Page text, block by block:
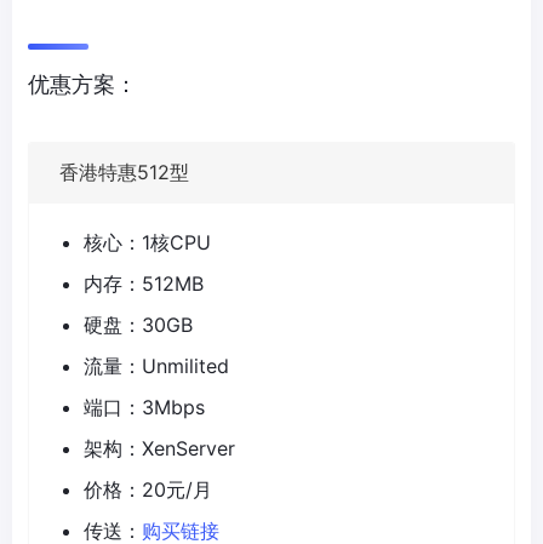
优惠方案：
香港特惠512型
核心：1核CPU
内存：512MB
硬盘：30GB
流量：Unmilited
端口：3Mbps
架构：XenServer
价格：20元/月
传送： 购买链接